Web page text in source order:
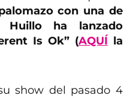
con una de
Huillo ha lanzado
Is Ok” (AQUÍ la
show del pasado 4